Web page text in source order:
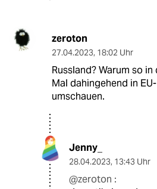
zeroton
27.04.2023, 18:02 Uhr
Russland? Warum so
Mal dahingehend in
umschauen.
Jenny_
28.04.2023, 13:43 Uhr
@zeroton :